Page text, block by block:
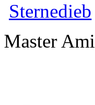
Sternedieb
Master